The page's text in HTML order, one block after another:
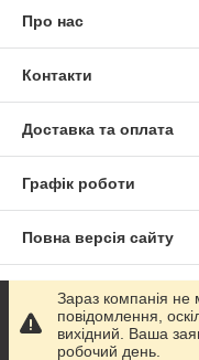
Про нас
Контакти
Доставка та оплата
Графік роботи
Повна версія сайту
Сайт створено на
Політика
Зараз компанія
повідомлення,
вихідний. Ваша
робочий день.